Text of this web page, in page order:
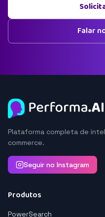
Falar
Plataforma completa de
commerce.
Seguir no Instagram
Produtos
PowerSearch